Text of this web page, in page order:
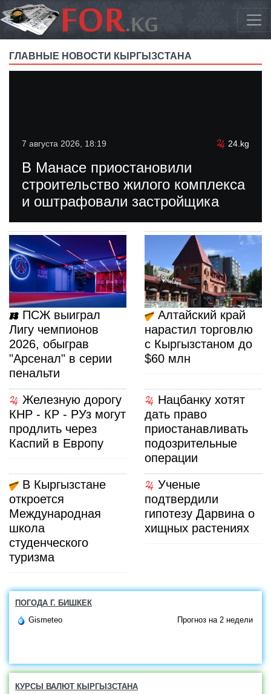
ГЛАВНЫЕ НОВОСТИ КЫРГЫЗСТАНА
24.kg
7 августа 2026, 18:19
В Манасе приостановили
строительство жилого комплекса
и оштрафовали застройщика
ПСЖ выиграл
Лигу чемпионов
2026, обыграв
"Арсенал" в серии
пенальти
Алтайский край
нарастил торговлю
с Кыргызстаном до
$60 млн
Железную дорогу
КНР - КР - РУз могут
продлить через
Каспий в Европу
Нацбанку хотят
дать право
приостанавливать
подозрительные
операции
В Кыргызстане
откроется
Международная
школа
студенческого
туризма
Ученые
подтвердили
гипотезу Дарвина о
хищных растениях
ПОГОДА Г. БИШКЕК
Gismeteo
Прогноз на 2 недели
КУРСЫ ВАЛЮТ КЫРГЫЗСТАНА